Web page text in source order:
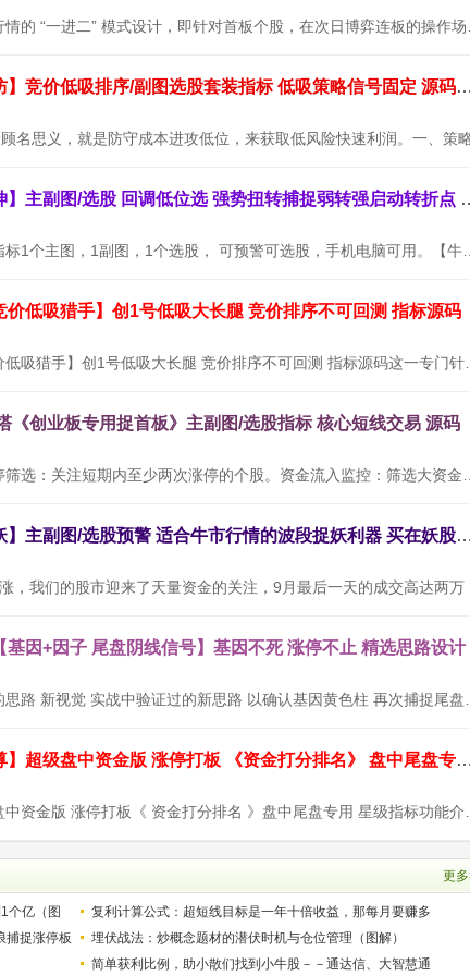
通达信【墨守攻防】竞价低吸排序/副图选股套装指标 低吸策略信号固定 源码无未来
通达信【牛转乾坤】主副图/选
价低吸猎手】创1号低吸大长腿 竞价排序不可回测 指标源码
《创业板专用捉首板》主副图/选股指标 核心短线交易 源码
通达信【三浪捉妖】主副图/选股预警 适合牛市行情的波段捉妖利器 买在妖股启动点
基因+因子 尾盘阴线信号】基因不死 涨停不止 精选思路设计
通达信【九封至尊】超级盘中资金版 涨停打板 《资金打分排名》 盘中尾盘专用 星级指标
更
个亿（图
复利计算公式：超短线目标是一年十倍收益，那每月要赚多
少？
捉涨停板
埋伏战法：炒概念题材的潜伏时机与仓位管理（图解）
简单获利比例，助小散们找到小牛股－－通达信、大智慧通